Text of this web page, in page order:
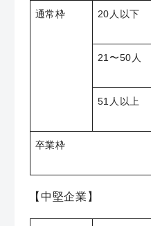
通常枠 20人以下
21〜50人
51人以上
卒業枠
【中堅企業】